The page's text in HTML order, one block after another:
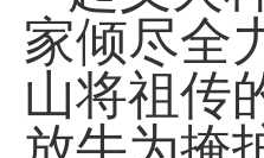
家倾尽全
山将祖传